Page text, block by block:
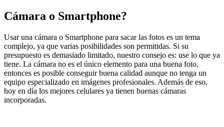
Cámara o Smartphone?
Usar una cámara o Smartphone para sacar las fotos es un tema
complejo, ya que varias posibilidades son permitidas. Si su
presupuesto es demasiado limitado, nuestro consejo es: use lo que ya
tiene. La cámara no es el único elemento para una buena foto,
entonces es posible conseguir buena calidad aunque no tenga un
equipo especializado en imágenes profesionales. Además de eso,
hoy en día los mejores celulares ya tienen buenas cámaras
incorporadas.